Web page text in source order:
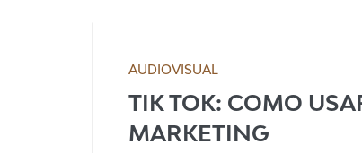
AUDIOVISUAL
TIK TOK: COMO
MARKETING